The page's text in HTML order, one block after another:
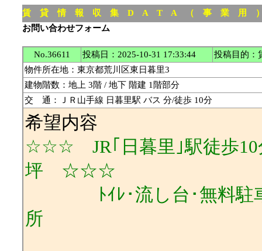
賃 貸 情 報 収 集 D A T A （ 事 業 用
お問い合わせフォーム
No.36611 投稿日：2025-10-31 17:33:44
投稿目的：
物件所在地：東京都荒川区東日暮里3
建物階数：地上 3階 / 地下 階建 1階部分
交 通：ＪＲ山手線 日暮里駅 バス 分/徒歩 10分
希望内容
☆☆☆ JR｢日暮里｣駅徒歩10
坪 ☆☆☆
ﾄｲﾚ･流し台･無料駐車
所